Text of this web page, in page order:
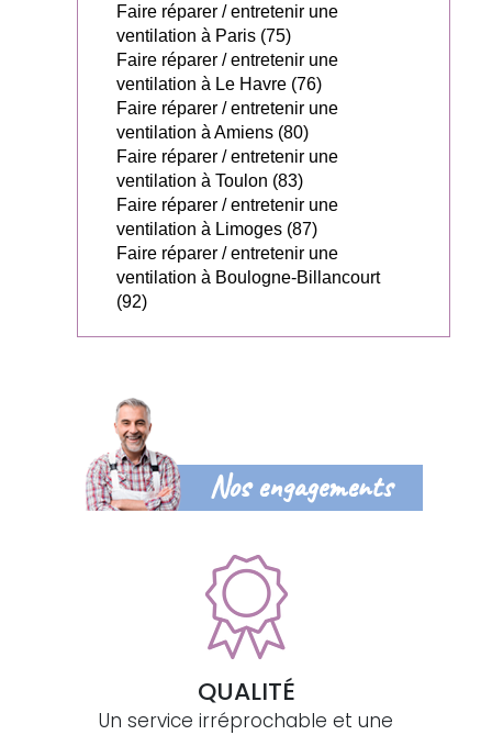
Faire réparer / entretenir une
ventilation à Paris (75)
Faire réparer / entretenir une
ventilation à Le Havre (76)
Faire réparer / entretenir une
ventilation à Amiens (80)
Faire réparer / entretenir une
ventilation à Toulon (83)
Faire réparer / entretenir une
ventilation à Limoges (87)
Faire réparer / entretenir une
ventilation à Boulogne-Billancourt
(92)
Nos engagements
QUALITÉ
Un service irréprochable et une